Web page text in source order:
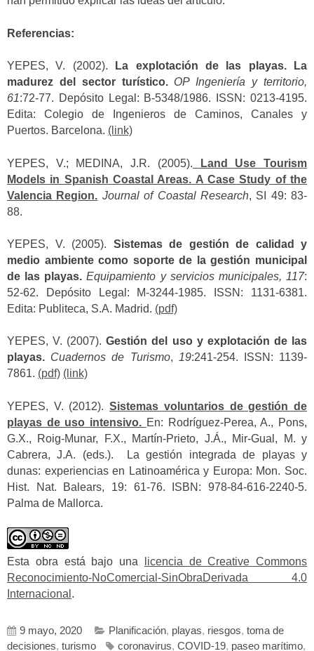
Referencias:
YEPES, V. (2002).
La explotación de las playas. La
madurez del sector turístico.OP Ingeniería y territorio,
61:72-77. Depósito Legal: B-5348/1986. ISSN: 0213-4195.
Edita: Colegio de Ingenieros de Caminos, Canales y
Puertos. Barcelona. (link)
YEPES, V.; MEDINA, J.R. (2005). Land Use Tourism
Models in Spanish Coastal Areas. A Case Study of the
Valencia Region. Journal of Coastal Research, SI 49: 83-
88.
YEPES, V. (2005). Sistemas de gestión de calidad y
medio ambiente como soporte de la gestión municipal
de las playas. Equipamiento y servicios municipales, 117:
52-62. Depósito Legal: M-3244-1985. ISSN: 1131-6381.
Edita: Publiteca, S.A. Madrid. (pdf)
YEPES, V. (2007).Gestión del uso y explotación de las
playas. Cuadernos de Turismo, 19:241-254. ISSN: 1139-
7861. (pdf) (link)
YEPES, V. (2012).Sistemas voluntarios de gestión de
playas de uso intensivo. En: Rodríguez-Perea, A., Pons,
G.X., Roig-Munar, F.X., Martín-Prieto, J.Á., Mir-Gual, M. y
Cabrera, J.A. (eds.). La gestión integrada de playas y
dunas: experiencias en Latinoamérica y Europa: Mon. Soc.
Hist. Nat. Balears, 19: 61-76. ISBN: 978-84-616-2240-5.
Palma de Mallorca.
Esta obra está bajo una
licencia de Creative Commons
Reconocimiento-NoComercial-SinObraDerivada 4.0
Internacional .
9 mayo, 2020 Planificación, playas, riesgos, toma de
decisiones, turismo coronavirus, COVID-19, paseo marítimo,